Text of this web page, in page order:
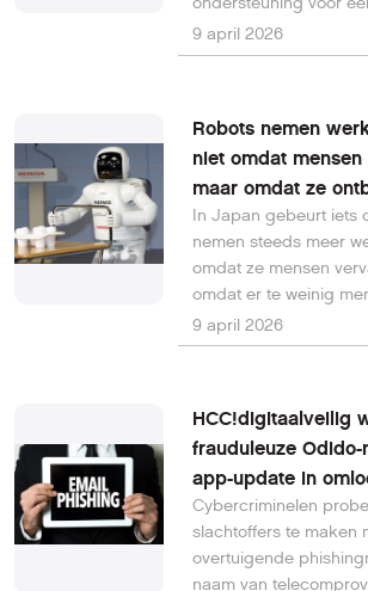
Kindle-modellen stopt
Dat betekent niet dat
9 april 2026
Robots nemen
niet omdat
maar omdat ze
In Japan gebeurt iets
nemen steeds meer
omdat ze mensen
omdat er te weinig
automatisering in veel
gezien als een
arbeidskrachten.
9 april 2026
HCC!digitaalveilig
frauduleuze
app-update in
Cybercriminelen
slachtoffers te maken
overtuigende
naam van